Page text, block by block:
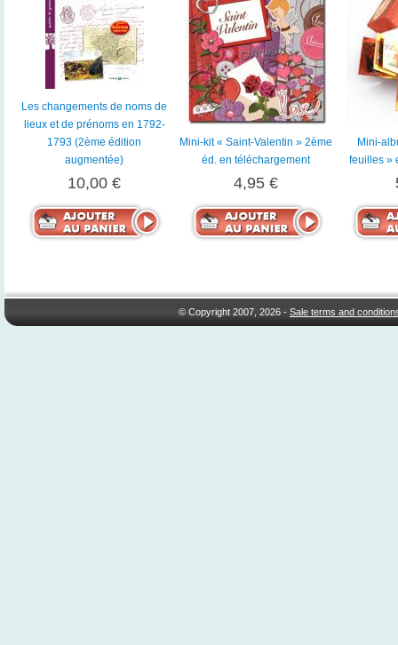
Les changements de noms de
lieux et de prénoms en 1792-
1793 (2ème édition
augmentée)
10,00 €
Mini-kit « Saint-Valentin » 2ème
éd. en téléchargement
4,95 €
Mini-
feuilles »
© Copyright 2007, 2026 -Sale terms and